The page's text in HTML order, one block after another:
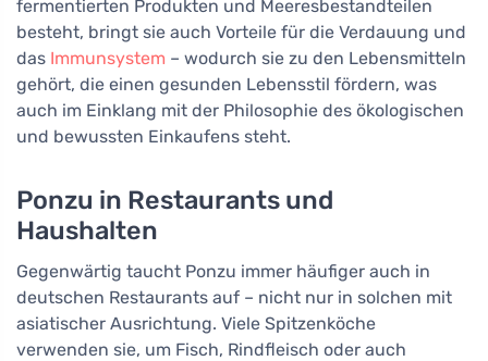
fermentierten Produkten und Meeresbestandteilen
besteht, bringt sie auch Vorteile für die Verdauung und
das Immunsystem – wodurch sie zu den Lebensmitteln
gehört, die einen gesunden Lebensstil fördern, was
auch im Einklang mit der Philosophie des ökologischen
und bewussten Einkaufens steht.
Ponzu in Restaurants und
Haushalten
Gegenwärtig taucht Ponzu immer häufiger auch in
deutschen Restaurants auf – nicht nur in solchen mit
asiatischer Ausrichtung. Viele Spitzenköche
verwenden sie, um Fisch, Rindfleisch oder auch